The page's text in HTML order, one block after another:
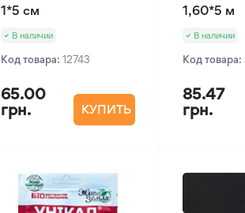
1*5 см
В наличии
Код товара: 12743
65.00
грн.
КУПИТЬ
1,60*5 м
В наличии
Код товара:
85.47
грн.